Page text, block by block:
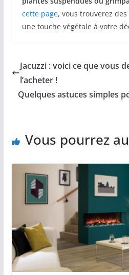
cette page, vous trouverez
une touche végétale à votre
Jacuzzi : voici ce que vous
l’acheter !
Quelques astuces simples
Vous pourrez